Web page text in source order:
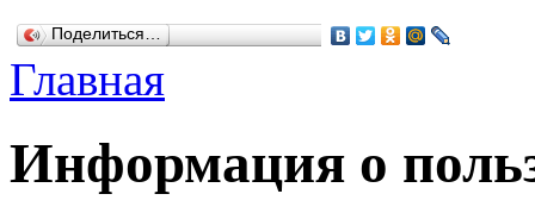
Поделиться…
Главная
Информация о